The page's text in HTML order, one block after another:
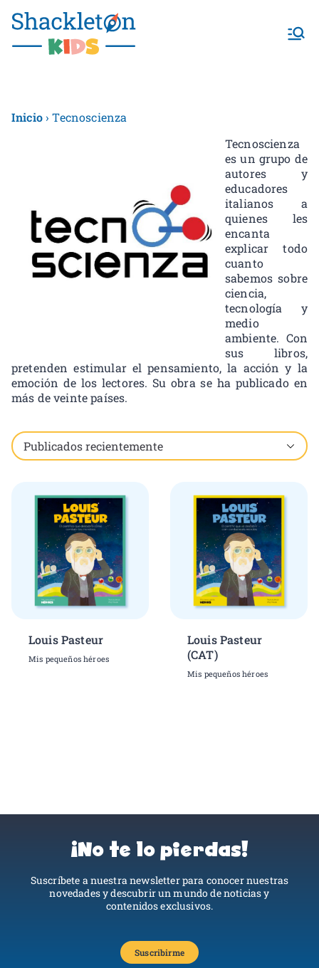
Shackletonk
Inicio› Tecnoscienza
Tecnoscienza
es un grupo de
autores y
educadores
italianos a
quienes les
encanta
explicar todo
cuanto
sabemos sobre
ciencia,
tecnología y
medio
ambiente. Con
sus libros,
pretenden estimular el pensamiento, la acción y la
emoción de los lectores. Su obra se ha publicado en
más de veinte países.
Louis Pasteur
Mis pequeños héroes
Louis Pasteur
(CAT)
Mis pequeños héroes
¡No te lo pierdas!
Suscríbete a nuestra newsletter para conocer nuestras
novedades y descubrir un mundo de noticias y
contenidos exclusivos.
Suscribirme